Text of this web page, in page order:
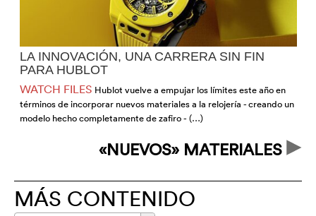
LA INNOVACIÓN, UNA CARRERA SIN FIN
PARA HUBLOT
WATCH FILES Hublot vuelve a empujar los límites este año en
términos de incorporar nuevos materiales a la relojería - creando un
modelo hecho completamente de zafiro - (…)
«NUEVOS» MATERIALES
MÁS CONTENIDO